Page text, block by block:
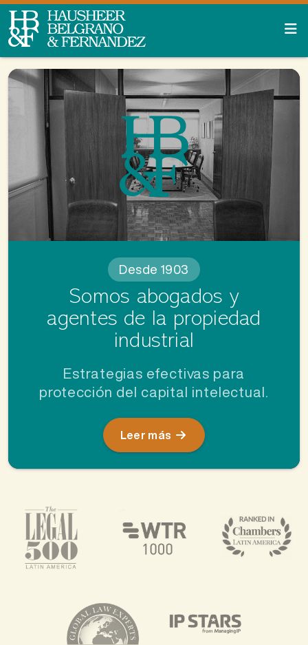
Desde 1903
Somos abogados y
agentes de la propiedad
industrial
Estrategias efectivas para
protección del capital intelectual.
Leer más